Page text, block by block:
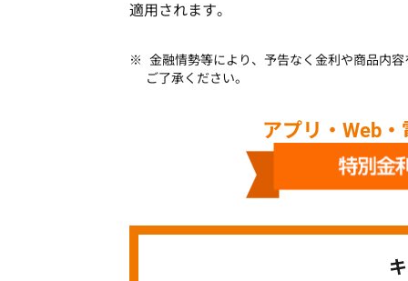
適用されます。
金融情勢等により、予告なく金利や商品内
ご了承ください。
アプリ・Web